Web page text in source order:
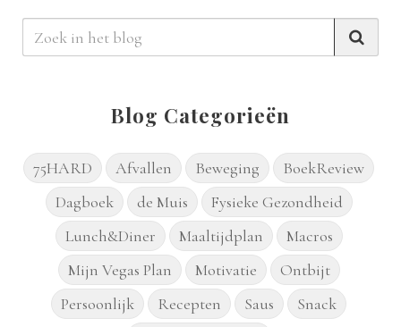
Blog Categorieën
75HARD Afvallen Beweging
BoekReview
Dagboek
de Muis
Fysieke Gezondheid
Lunch&Diner
Maaltijdplan
Macros
Mijn Vegas Plan
Motivatie
Ontbijt
Persoonlijk
Recepten Saus
Snack